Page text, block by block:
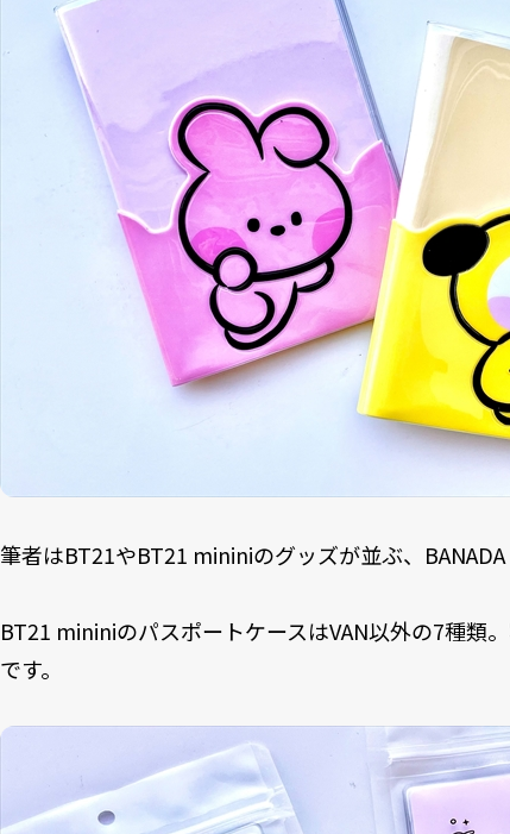
筆者はBT21やBT21 mininiのグッズが並ぶ、BANADA
BT21 mininiのパスポートケースはVAN以外の7種類
です。